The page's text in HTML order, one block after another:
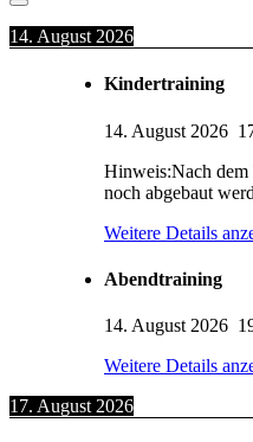
14. August 2026
Kindertraining
14. August 2026
Hinweis:Nach dem
noch abgebaut
Weitere Details
Abendtraining
14. August 2026
Weitere Details
17. August 2026